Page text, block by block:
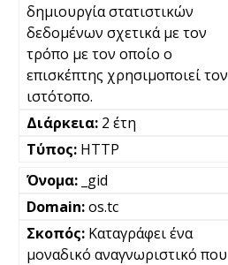
δημιουργία στατιστικών
δεδομένων σχετικά με τον
τρόπο με τον οποίο ο
επισκέπτης χρησιμοποιεί τον
ιστότοπο.
2 έτη
HTTP
_gid
os.tc
Καταγράφει ένα
μοναδικό αναγνωριστικό που